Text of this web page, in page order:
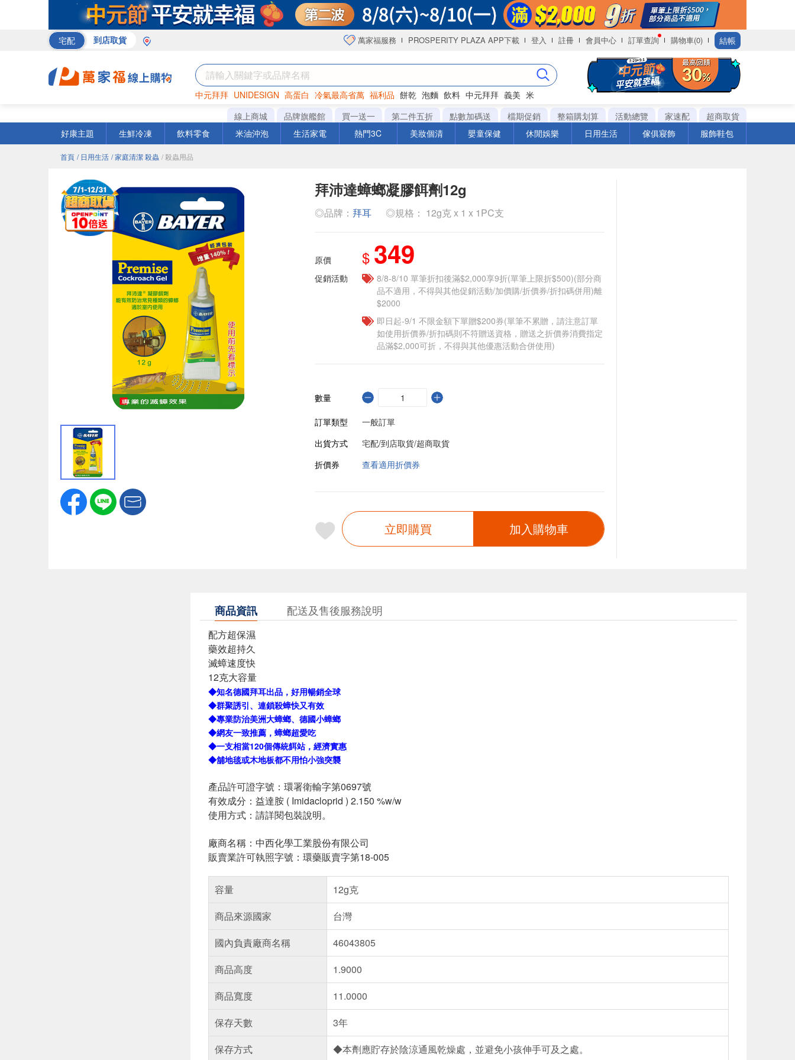
宅配 到店取貨 萬家福服務 PROSPERITY PLAZA APP下載 登入 註冊 會員中心 訂單查詢 購物車(0) 結帳
中元拜拜 UNIDESIGN 高蛋白 冷氣最高省萬 福利品 餅乾 泡麵 飲料 中元拜拜 義美 米
罐頭 咖啡 海苔
線上商城 品牌旗艦館 買一送一 第二件五折 點數加碼送 檔期促銷 整箱購划算 活動總覽 家速配
超商取貨
好康主題
生鮮冷凍 飲料零食 米油沖泡 生活家電 熱門3C 美妝個清 嬰童保健 休閒娛樂 日用生活 傢俱寢飾 服飾鞋包
首頁 / 日用生活 / 家庭清潔 殺蟲 / 殺蟲用品
拜沛達蟑螂凝膠餌劑12g
◎品牌： 拜耳 ◎規格： 12g克 x 1 x 1PC支
原價 $ 349
促銷活動
8/8-8/10 單筆折扣後滿$2,000享9折(單筆上限折$500)(部分商
品不適用，不得與其他促銷活動/加價購/折價券/折扣碼併用)離
$2000
即日起-9/1 不限金額下單贈$200券(單筆不累贈，請注意訂單
如使用折價券/折扣碼則不符贈送資格，贈送之折價券消費指定
品滿$2,000可折，不得與其他優惠活動合併使用)
數量
訂單類型
一般訂單
出貨方式
宅配/到店取貨/超商取貨
折價券
查看適用折價券
立即購買 加入購物車
商品資訊 配送及售後服務說明
配方超保濕
藥效超持久
滅蟑速度快
12克大容量
◆知名德國拜耳出品，好用暢銷全球
◆群聚誘引、連鎖殺蟑快又有效
◆專業防治美洲大蟑螂、德國小蟑螂
◆網友一致推薦，蟑螂超愛吃
◆一支相當120個傳統餌站，經濟實惠
◆舖地毯或木地板都不用怕小強突襲
產品許可證字號：環署衛輸字第0697號
有效成分：益達胺 ( Imidacloprid ) 2.150 %w/w
使用方式：請詳閱包裝說明。
廠商名稱：中西化學工業股份有限公司
販賣業許可執照字號：環藥販賣字第18-005
容量
12g克
商品來源國家
台灣
國內負責廠商名稱
46043805
商品高度
1.9000
商品寬度
11.0000
保存天數
3年
保存方式
◆本劑應貯存於陰涼通風乾燥處，並避免小孩伸手可及之處。